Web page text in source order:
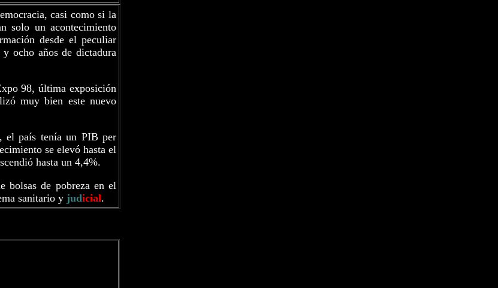
casi como si la
solo un acontecimiento
desde el peculiar
y ocho años de dictadura
98, última exposición
muy bien este nuevo
el país tenía un PIB per
se elevó hasta el
hasta un 4,4%.
bolsas de pobreza en el
sanitario y judicial.